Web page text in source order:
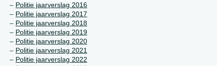
– Politie jaarverslag 2016
– Politie jaarverslag 2017
– Politie jaarverslag 2018
– Politie jaarverslag 2019
– Politie jaarverslag 2020
– Politie jaarverslag 2021
– Politie jaarverslag 2022